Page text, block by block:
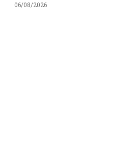
06/08/2026